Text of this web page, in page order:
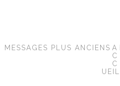
MESSAGES PLUS ANCIENS A
C
C
UEIL